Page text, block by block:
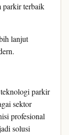
parkir terbaik
lanjut
parkir
sektor
profesional
solusi